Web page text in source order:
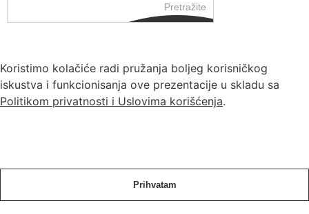
Pretražite
Koristimo kolačiće radi pružanja boljeg korisničkog
iskustva i funkcionisanja ove prezentacije u skladu sa
Politikom privatnosti i Uslovima korišćenja.
Prihvatam